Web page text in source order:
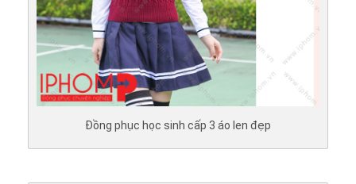
Đồng phục học sinh cấp 3 áo len đẹp